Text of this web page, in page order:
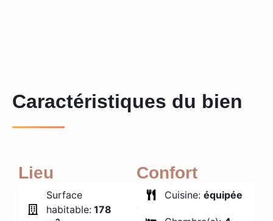
Caractéristiques du bien
Lieu
Surface
habitable: 178
Confort
Cuisine: équipée